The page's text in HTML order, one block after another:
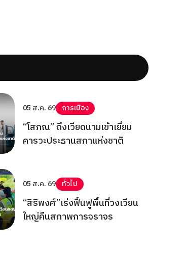
05 ส.ค. 69 การเมือง
“โสภณ” ถึงเวียดนามเข้าเยี่ยม
คารวะประธานสภาแห่งชาติ
05 ส.ค. 69 ทั่วไป
“สิริพงศ์”เร่งฟื้นฟูพื้นที่วงเวียน
ใหญ่คืนสภาพการจราจร